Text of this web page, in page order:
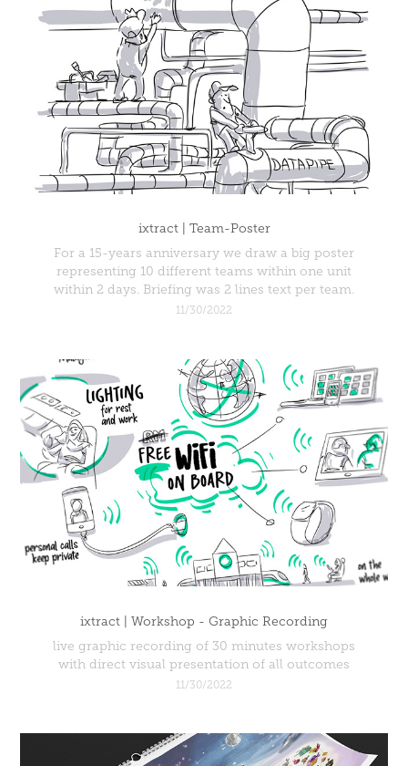
ixtract | Team-Poster
For a 15-years anniversary we draw a big poster
representing 10 different teams within one unit
within 2 days. Briefing was 2 lines text per team.
11/30/2022
ixtract | Workshop - Graphic Recording
live graphic recording of 30 minutes workshops
with direct visual presentation of all outcomes
11/30/2022